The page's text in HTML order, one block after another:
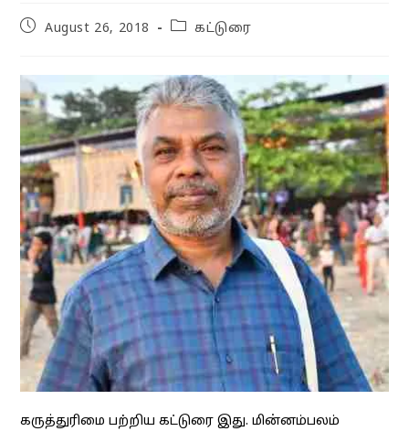
PostAugust 26, 2018
Postகட்டுரை
கருத்துரிமை பற்றிய கட்டுரை இது. மின்னம்பலம்